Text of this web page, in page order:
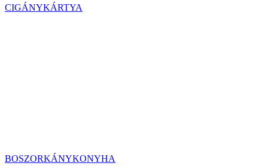
CIGÁNYKÁRTYA
BOSZORKÁNYKONYHA